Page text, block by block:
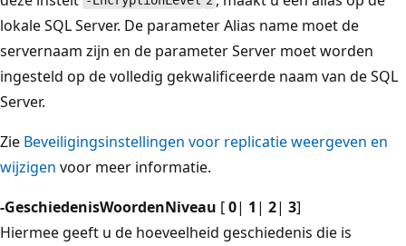
lokale SQL Server. De parameter Alias name moet de
servernaam zijn en de parameter Server moet worden
ingesteld op de volledig gekwalificeerde naam van de SQL
Server.
Zie Beveiligingsinstellingen voor replicatie weergeven en
wijzigen voor meer informatie.
-GeschiedenisWoordenNiveau [0| 1 | 2| 3]
Hiermee geeft u de hoeveelheid geschiedenis die is